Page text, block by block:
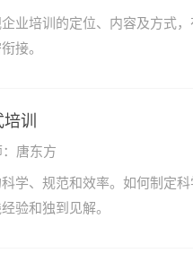
业培训的定位、内容及方式
接。
训
唐东方
学、规范和效率。如何制定
验和独到见解。